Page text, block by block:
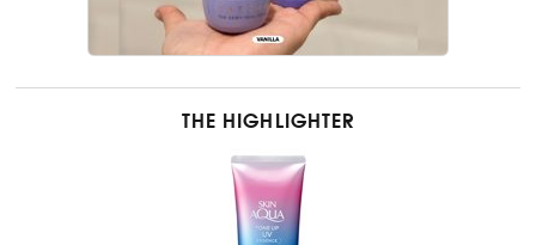
THE HIGHLIGHTER